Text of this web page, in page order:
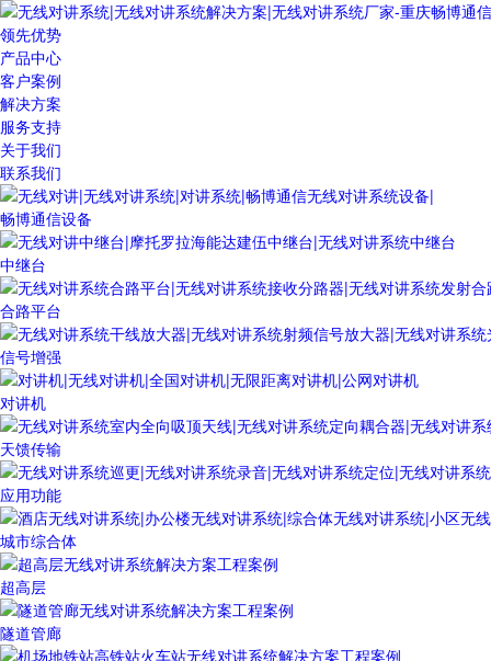
领先优势
产品中心
客户案例
解决方案
服务支持
关于我们
联系我们
畅博通信设备
中继台
合路平台
信号增强
对讲机
天馈传输
应用功能
城市综合体
超高层
隧道管廊